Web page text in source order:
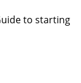
指南to starting